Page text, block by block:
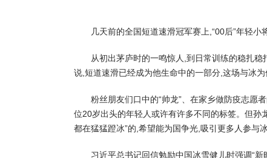
几天前的全国短道速滑冠军赛上,“00后”年轻小将
从初出茅庐时的一鸣惊人,到日常训练的稳扎稳
说,短道速滑已经成为他生命中的一部分,这场与冰
粉丝朋友们口中的“帅龙”、在家乡做防疫志愿
位20岁出头的年轻人或许有许多不同的标签。但孙
都在猛猛蹬冰”的,希望能为国争光,吸引更多人参与
习近平总书记回信勉励中国冰雪健儿时强调“新